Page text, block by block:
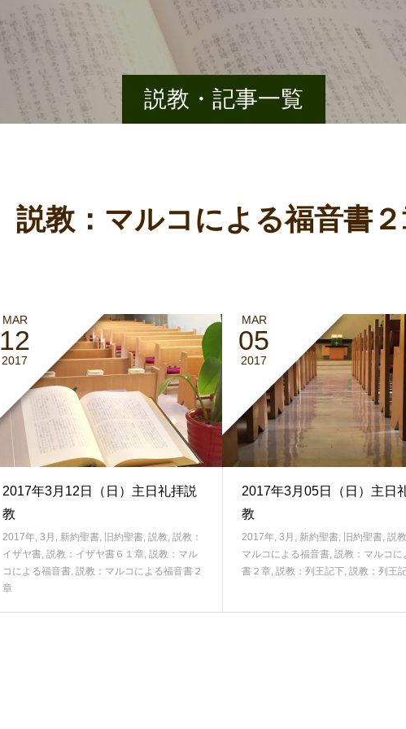
説教・記事一覧
説教：マルコによる福音書
MAR
12
2017
2017年3月12日（日）主日礼拝説
教
2017年, 3月 , 新約聖書, 旧約聖書, 説教, 説教：
イザヤ書, 説教：イザヤ書６１章, 説教：マル
コによる福音書, 説教：マルコによる福音書２
章
MAR
05
2017
2017年3月05日（日）主日
教
2017年, 3月 , 新約聖書, 旧約聖書, 説教
マルコによる福音書, 説教：マルコに
書２章, 説教：列王記下, 説教：列王